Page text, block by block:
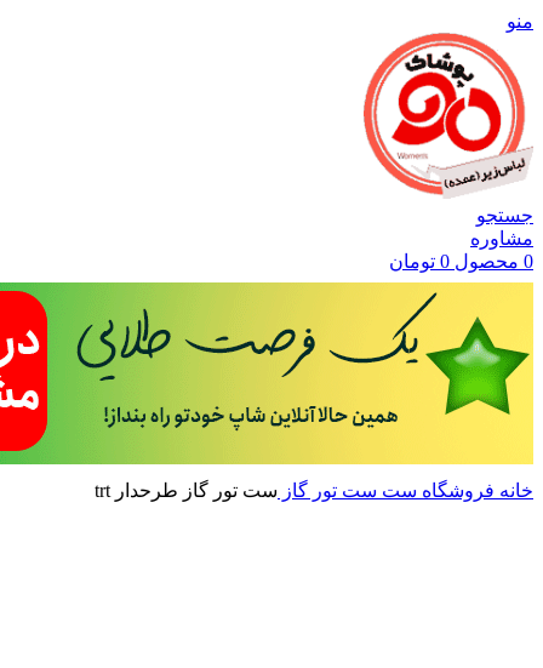
منو
جستجو
مشاوره
0 محصول 0 تومان
خانه فروشگاه ست ست تور گاز ست تور گاز طرحدار trt